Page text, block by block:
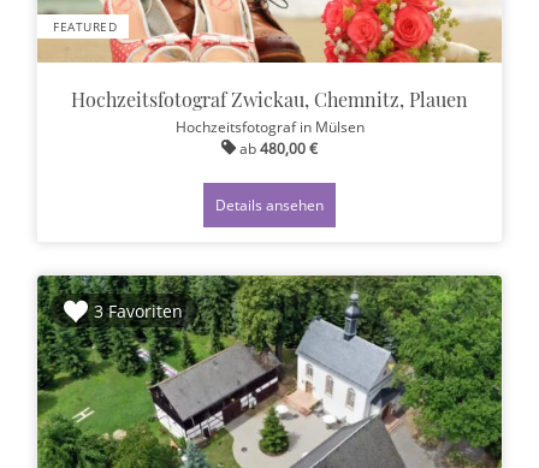
FEATURED
Hochzeitsfotograf Zwickau, Chemnitz, Plauen
Hochzeitsfotografin Mülsen
ab480,00 €
Details ansehen
3 Favoriten